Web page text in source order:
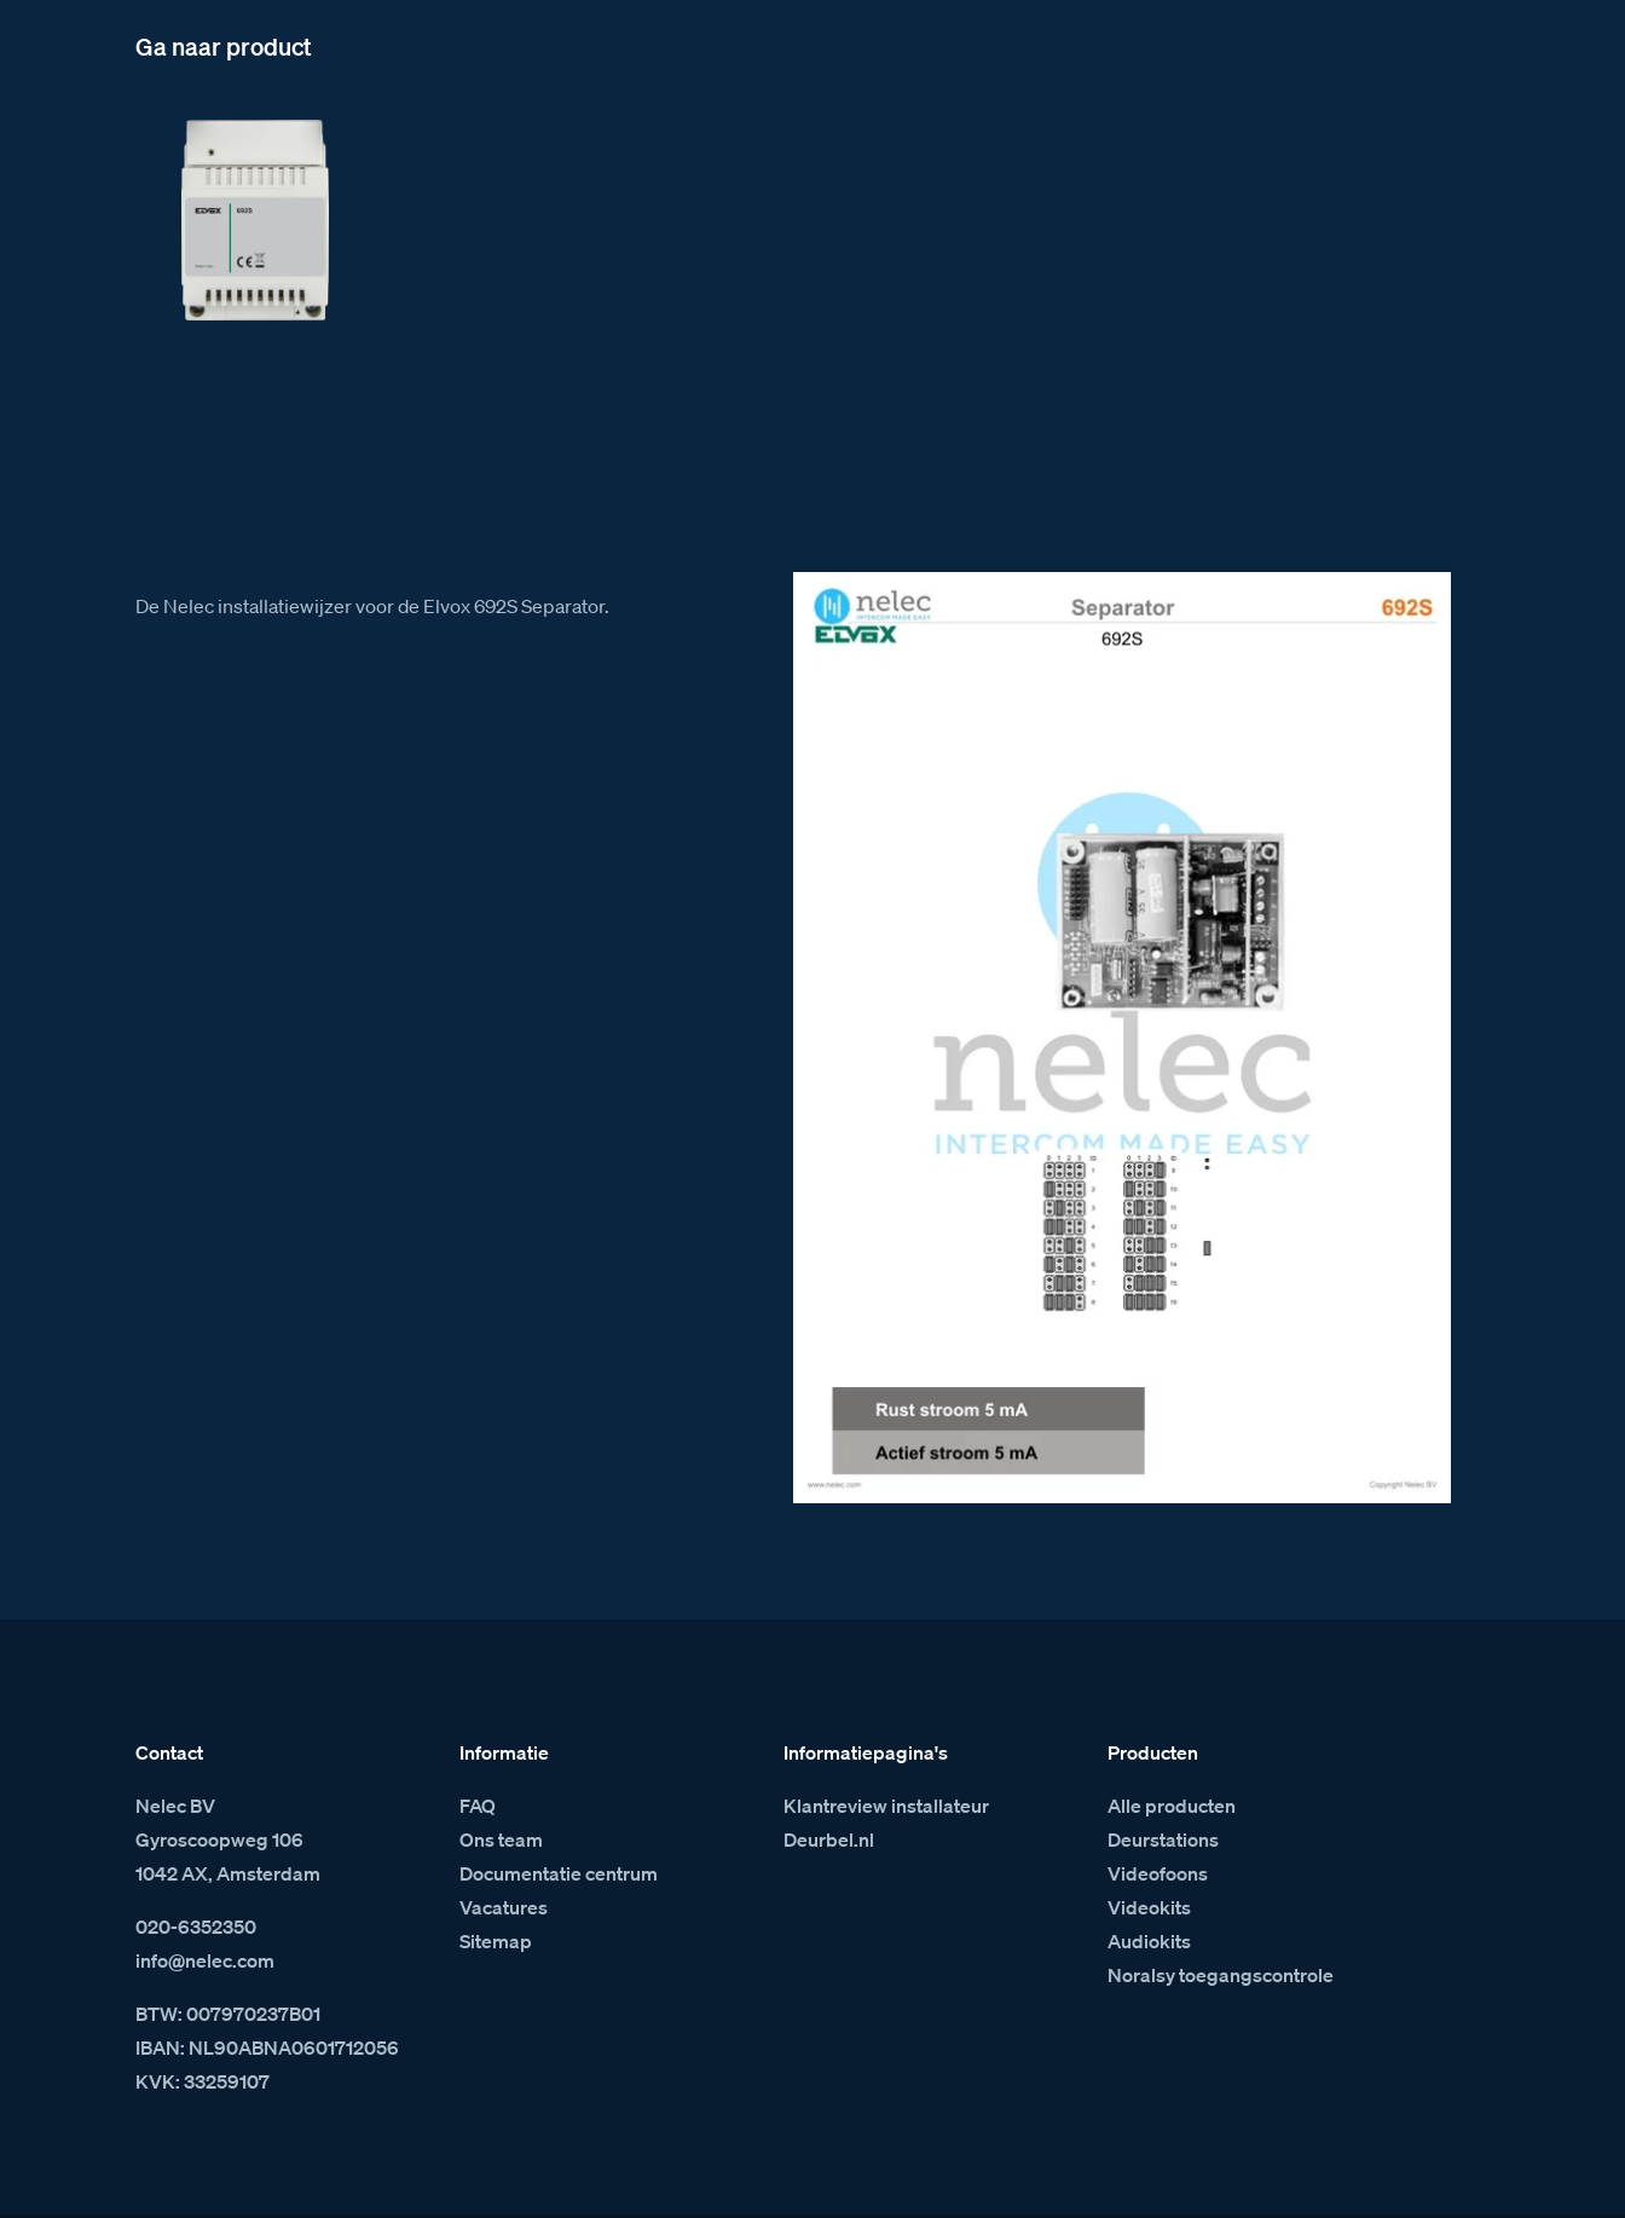
Ga naar product
De Nelec installatiewijzer voor de Elvox 692S Separator.
Contact
Nelec BV
Gyroscoopweg 106
1042 AX, Amsterdam
020-6352350
info@nelec.com
BTW: 007970237B01
IBAN: NL90ABNA0601712056
KVK: 33259107
Informatie
FAQ
Ons team
Documentatie centrum
Vacatures
Sitemap
Informatiepagina's
Klantreview installateur
Deurbel.nl
Producten
Alle producten
Deurstations
Videofoons
Videokits
Audiokits
Noralsy toegangscontrole